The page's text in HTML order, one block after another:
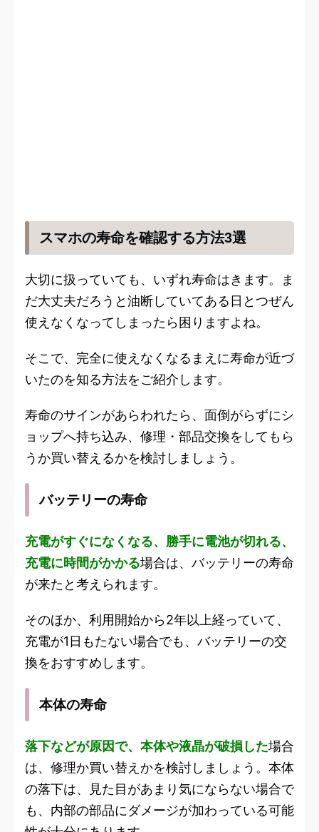
スマホの寿命を確認する方法3選
大切に扱っていても、いずれ寿命はきます。ま
だ大丈夫だろうと油断していてある日とつぜん
使えなくなってしまったら困りますよね。
そこで、完全に使えなくなるまえに寿命が近づ
いたのを知る方法をご紹介します。
寿命のサインがあらわれたら、面倒がらずにシ
ョップへ持ち込み、修理・部品交換をしてもら
うか買い替えるかを検討しましょう。
バッテリーの寿命
充電がすぐになくなる、勝手に電池が切れる、
充電に時間がかかる場合は、バッテリーの寿命
が来たと考えられます。
そのほか、利用開始から2年以上経っていて、
充電が1日もたない場合でも、バッテリーの交
換をおすすめします。
本体の寿命
落下などが原因で、本体や液晶が破損した場合
は、修理か買い替えかを検討しましょう。本体
の落下は、見た目があまり気にならない場合で
も、内部の部品にダメージが加わっている可能